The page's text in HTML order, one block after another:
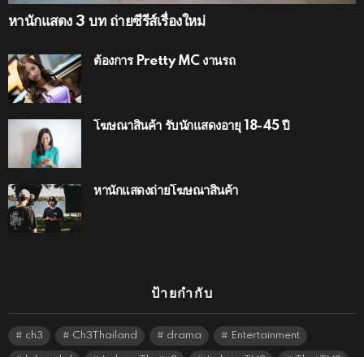
หานักแสดง 3 บท ถ่ายซีรีส์เรื่องใหม่
ต้องการ Pretty MC งานรถ
โฆษณาสินค้า รับนักแสดงอายุ 18-45 ปี
หานักแสดงถ่ายโฆษณาสินค้า
ป้ายกำกับ
ch3 Ch3Thailand drama Entertainment